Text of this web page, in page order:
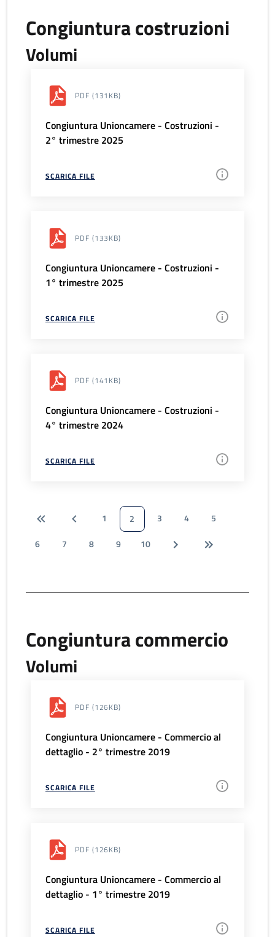
Congiuntura costruzioni
Volumi
PDF (131KB)
Congiuntura Unioncamere - Costruzioni -
2° trimestre 2025
SCARICA FILE
PDF (133KB)
Congiuntura Unioncamere - Costruzioni -
1° trimestre 2025
SCARICA FILE
PDF (141KB)
Congiuntura Unioncamere - Costruzioni -
4° trimestre 2024
SCARICA FILE
1 2 3 4
5
6
7 8 9 10
Congiuntura commercio
Volumi
PDF (126KB)
Congiuntura Unioncamere - Commercio al
dettaglio - 2° trimestre 2019
SCARICA FILE
PDF (126KB)
Congiuntura Unioncamere - Commercio al
dettaglio - 1° trimestre 2019
SCARICA FILE